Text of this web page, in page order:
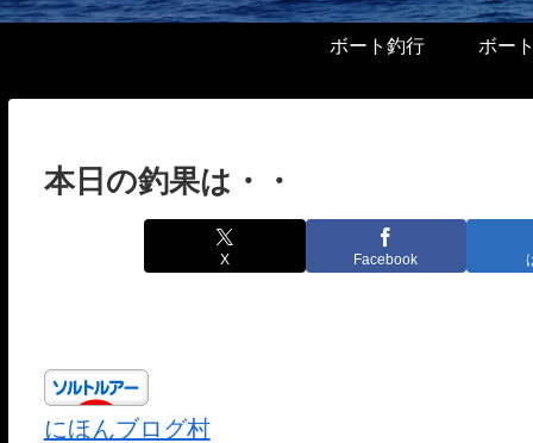
ボート釣行 ボー
本日の釣果は・・
X Facebook
にほんブログ村